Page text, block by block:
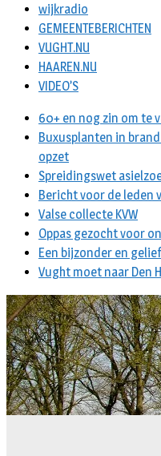
wijkradio
GEMEENTEBERICHTEN
VUGHT.NU
HAAREN.NU
VIDEO’S
60+ en nog zin om te
Buxusplanten in
opzet
Spreidingswet
Bericht voor de leden
Valse collecte KVW
Oppas gezocht voor
Een bijzonder en
Vught moet naar Den